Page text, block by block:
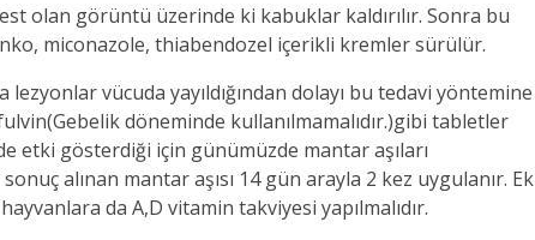
olan görüntü üzerinde ki kabuklar kaldırılır. Sonra bu
miconazole, thiabendozel içerikli kremler sürülür.
lezyonlar vücuda yayıldığından dolayı bu tedavi yöntemine
döneminde kullanılmamalıdır.)gibi tabletler
etki gösterdiği için günümüzde mantar aşıları
alınan mantar aşısı 14 gün arayla 2 kez uygulanır. Ek
da A,D vitamin takviyesi yapılmalıdır.